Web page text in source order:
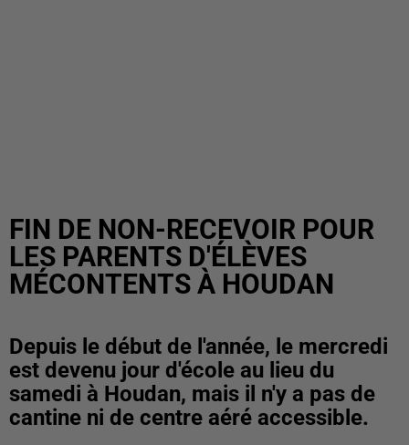
FIN DE NON-RECEVOIR POUR
LES PARENTS D'ÉLÈVES
MÉCONTENTS À HOUDAN
Depuis le début de l'année, le mercredi
est devenu jour d'école au lieu du
samedi à Houdan, mais il n'y a pas de
cantine ni de centre aéré accessible.